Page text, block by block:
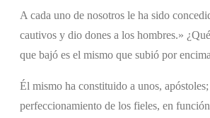
A cada uno de nosotros le ha sido
cautivos y dio dones a los hombres.»
que bajó es el mismo que subió por
Él mismo ha constituido a unos,
perfeccionamiento de los fieles, en